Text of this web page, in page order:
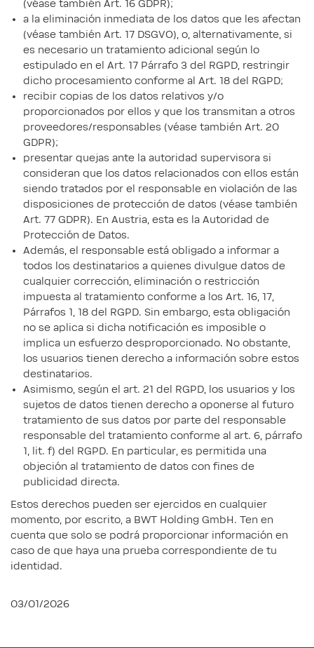
(véase también Art. 16 GDPR);
a la eliminación inmediata de los datos que les afectan
(véase también Art. 17 DSGVO), o, alternativamente, si
es necesario un tratamiento adicional según lo
estipulado en el Art. 17 Párrafo 3 del RGPD, restringir
dicho procesamiento conforme al Art. 18 del RGPD;
recibir copias de los datos relativos y/o
proporcionados por ellos y que los transmitan a otros
proveedores/responsables (véase también Art. 20
GDPR);
presentar quejas ante la autoridad supervisora si
consideran que los datos relacionados con ellos están
siendo tratados por el responsable en violación de las
disposiciones de protección de datos (véase también
Art. 77 GDPR). En Austria, esta es la Autoridad de
Protección de Datos.
Además, el responsable está obligado a informar a
todos los destinatarios a quienes divulgue datos de
cualquier corrección, eliminación o restricción
impuesta al tratamiento conforme a los Art. 16, 17,
Párrafos 1, 18 del RGPD. Sin embargo, esta obligación
no se aplica si dicha notificación es imposible o
implica un esfuerzo desproporcionado. No obstante,
los usuarios tienen derecho a información sobre estos
destinatarios.
Asimismo, según el art. 21 del RGPD, los usuarios y los
sujetos de datos tienen derecho a oponerse al futuro
tratamiento de sus datos por parte del responsable
responsable del tratamiento conforme al art. 6, párrafo
1, lit. f) del RGPD. En particular, es permitida una
objeción al tratamiento de datos con fines de
publicidad directa.
Estos derechos pueden ser ejercidos en cualquier
momento, por escrito, a BWT Holding GmbH. Ten en
cuenta que solo se podrá proporcionar información en
caso de que haya una prueba correspondiente de tu
identidad.
03/01/2026